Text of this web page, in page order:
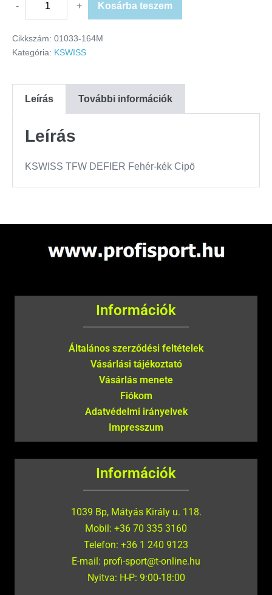
- + Kosárba teszem
Cikkszám: 01033-164M
Kategória: KSWISS
Leírás További információk
Leírás
KSWISS TFW DEFIER Fehér-kék Cipö
Információk
Általános szerződési feltételek
Vásárlási tájékoztató
Vásárlás menete
Fiókom
Adatvédelmi irányelvek
Impresszum
Információk
1039 Bp, Mátyás Király u. 118.
Mobil: +36 70 335 3160
Telefon: +36 1 240 9123
E-mail: profi-sport@t-online.hu
Nyitva: H-P: 9:00-18:00